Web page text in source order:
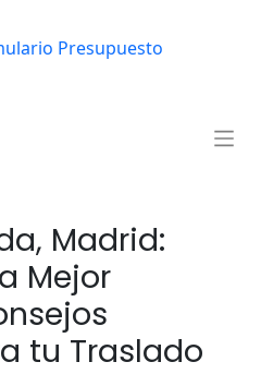
Madrid:
Mejor
tu Traslado